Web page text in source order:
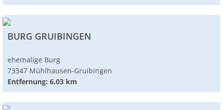
BURG GRUIBINGEN
ehemalige Burg
73347 Mühlhausen-Gruibingen
Entfernung: 6.03 km